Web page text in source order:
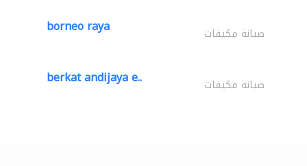
borneo raya صيانة مكيفات
berkat andijaya e.. صيانة مكيفات